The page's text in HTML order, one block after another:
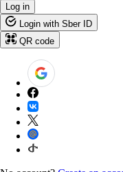
Log in
Login with Sber ID
QR code